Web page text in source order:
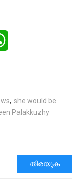
, she would be
Palakkuzhy
അനേഷിക്കുക